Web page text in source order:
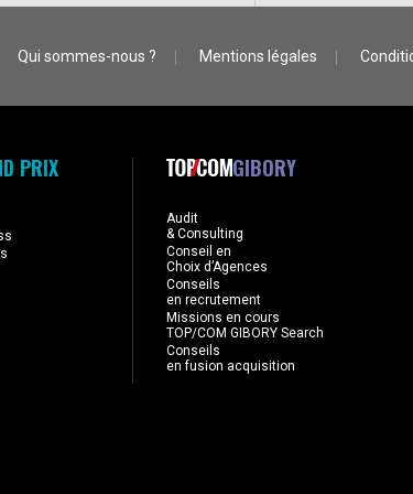
Qui sommes-nous ? Mentions légales
PRIX GIBORY
Audit
& Consulting
Conseil en
Choix d’Agences
Conseils
en recrutement
Missions en cours
TOP/COM GIBORY Search
Conseils
en fusion acquisition